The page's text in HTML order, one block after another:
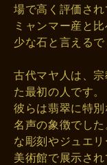
場で高く評価され
ミャンマー産と
少な石と言えるで
古代マヤ人は、
た最初の人です。
彼らは翡翠に特
名声の象徴でし
な彫刻やジュエ
美術館で展示され